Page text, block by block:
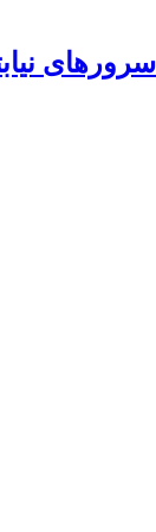
سرورهای